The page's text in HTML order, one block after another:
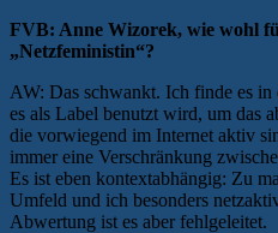
FVB: Anne Wizorek, wie wohl
„Netzfeministin“?
AW: Das schwankt. Ich finde es
es als Label benutzt wird, um das
die vorwiegend im Internet aktiv
immer eine Verschränkung
Es ist eben kontextabhängig: Zu
Umfeld und ich besonders
Abwertung ist es aber fehlgeleitet.